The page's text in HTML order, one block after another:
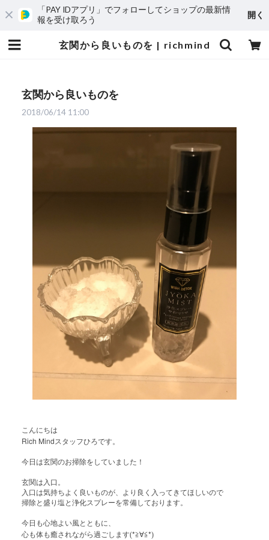
「PAY IDアプリ」でフォローしてショップの最新情
報を受け取ろう
開く
玄関から良いものを | richmind
玄関から良いものを
2018/06/14 11:00
こんにちは
Rich Mindスタッフひろです。
今日は玄関のお掃除をしていました！
玄関は入口。
入口は気持ちよく良いものが、より良く入ってきてほしいので
掃除と盛り塩と浄化スプレーを常備しております。
今日も心地よい風とともに、
心も体も癒されながら過ごします(*≧∀≦*)